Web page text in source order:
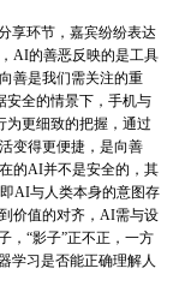
享环节，嘉宾纷纷表达
AI的善恶反映的是工具
善是我们需关注的重
安全的情景下，手机与
为更细致的把握，通过
变得更便捷，是向善
的AI并不是安全的，其
AI与人类本身的意图存
价值的对齐，AI需与设
，“影子”正不正，一方
学习是否能正确理解人